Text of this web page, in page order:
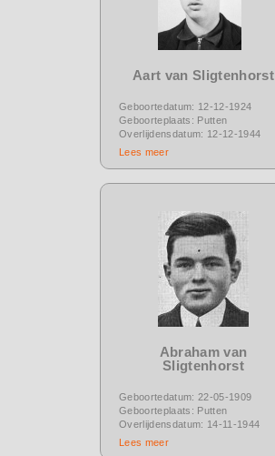
Aart van Sligtenhorst
Geboortedatum: 12-12-1924
Geboorteplaats: Putten
Overlijdensdatum: 12-12-1944
Lees meer
Abraham van
Sligtenhorst
Geboortedatum: 22-05-1909
Geboorteplaats: Putten
Overlijdensdatum: 14-11-1944
Lees meer